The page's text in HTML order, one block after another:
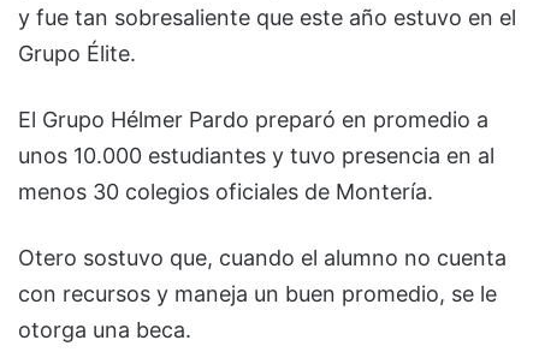
y fue tan sobresaliente que este año estuvo en el
Grupo Élite.
El Grupo Hélmer Pardo preparó en promedio a
unos 10.000 estudiantes y tuvo presencia en al
menos 30 colegios oficiales de Montería.
Otero sostuvo que, cuando el alumno no cuenta
con recursos y maneja un buen promedio, se le
otorga una beca.